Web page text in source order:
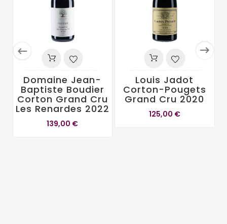
 
Domaine Jean-
Baptiste Boudier
Corton Grand Cru
Les Renardes 2022
139,00 €
Louis Jadot
Corton-Pougets
Grand Cru 2020
125,00 €